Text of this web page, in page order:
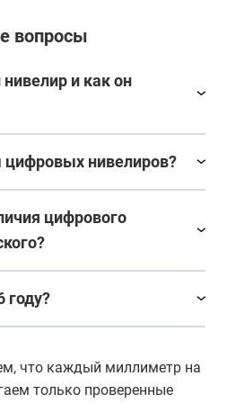
вопросы
и как он
нивелиров?
цифрового
году?
что каждый миллиметр на
только проверенные